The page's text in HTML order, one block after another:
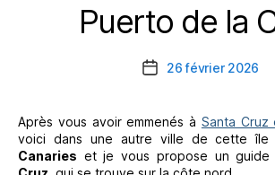
Puerto de la
Date26 février 2026
Après vous avoir emmenés à Santa Cruz
voici dans une autre ville de cette île
Canaries et je vous propose un guide